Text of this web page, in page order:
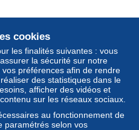
cookies
les finalités suivantes : vous
la sécurité sur notre
préférences afin de rendre
des statistiques dans le
afficher des vidéos et
sur les réseaux sociaux.
au fonctionnement de
paramétrés selon vos